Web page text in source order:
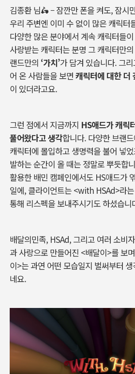
김종환 님🛵 – 잠깐만 폰을 켜도, 잠
우리 주변엔 이미 수 없이 많은 캐릭터
다양한 많은 분야에서 계속 캐릭터들
사랑받는 캐릭터는 분명 그 캐릭터만의
랜드만의 ‘가치’가 담겨 있습니다. 그
어 온 사람들을 보면 캐릭터에 대한 더
이 있더라고요.
그런 점에서 지금까지 HS애드가캐릭
풀어왔다고생각합니다. 다양한 브랜
캐릭터에 몰입하고 생명력을 불어 넣
발하는 순간이 올 때는 정말로 뿌듯합
활용한 배민 캠페인에서도 HS애드가
일에, 클라이언트는 <with HSAd>라
통해 리스펙을 보내주시기도 하셨습니
배달의민족, HSAd, 그리고 여러 소비
과 사랑으로 만들어진 <배달이>를 보
이>는 과연 어떤 모습일지 벌써부터
네요.